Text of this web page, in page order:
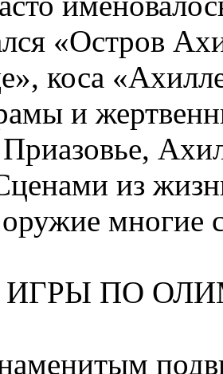
«Остров
коса
и
из
многие
ИГРЫ ПО